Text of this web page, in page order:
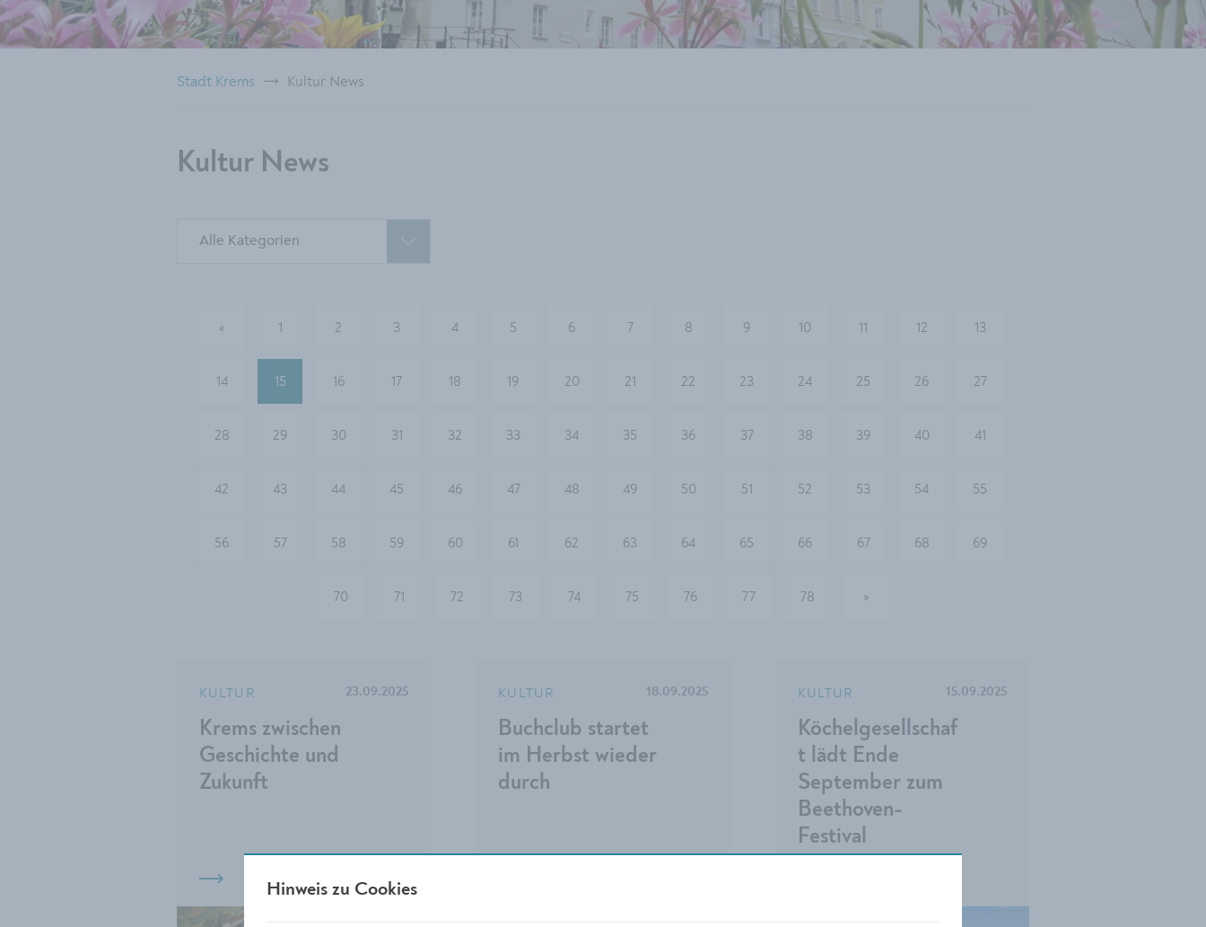
Stadt Krems Kultur News
Kultur News
Alle Kategorien
vorherige
« 1 2 3 4 5 6 7 8 9 10 11 12 13
14 15 16 17 18 19 20 21 22 23 24 25 26 27
28 29 30 31 32 33 34 35 36 37 38 39 40 41
42 43 44 45 46 47 48 49 50 51 52 53 54 55
56 57 58 59 60 61 62 63 64 65 66 67 68 69
70 71 72 73 74 75 76 77 78 »
KULTUR
Krems zwischen
Geschichte und
Zukunft
23.09.2025 KULTUR
Buchclub startet
im Herbst wieder
durch
18.09.2025 KULTUR
Köchelgesellschaf
t lädt Ende
September zum
Beethoven-
Festival
15.09.2025
Hinweis zu Cookies